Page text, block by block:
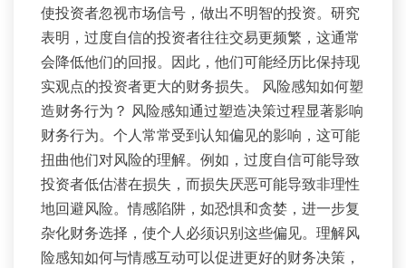
使投资者忽视市场信号，做出不明智的投资。研究
表明，过度自信的投资者往往交易更频繁，这通常
会降低他们的回报。因此，他们可能经历比保持现
实观点的投资者更大的财务损失。 风险感知如何塑
造财务行为？ 风险感知通过塑造决策过程显著影响
财务行为。个人常常受到认知偏见的影响，这可能
扭曲他们对风险的理解。例如，过度自信可能导致
投资者低估潜在损失，而损失厌恶可能导致非理性
地回避风险。情感陷阱，如恐惧和贪婪，进一步复
杂化财务选择，使个人必须识别这些偏见。理解风
险感知如何与情感互动可以促进更好的财务决策，